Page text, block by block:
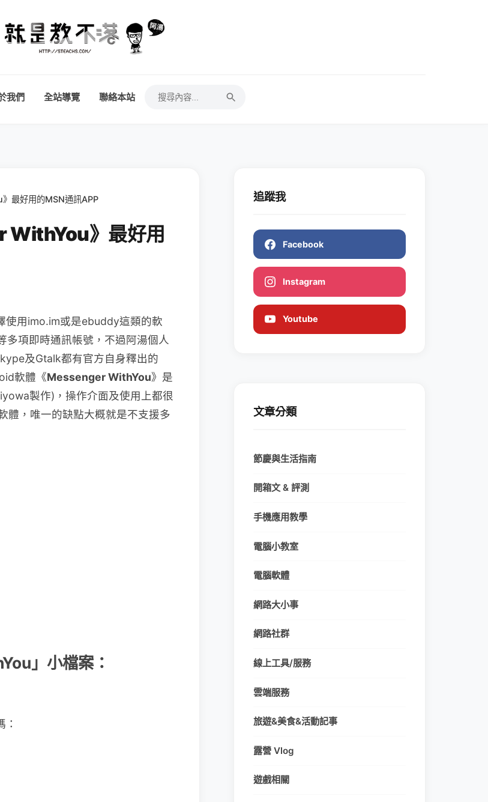
我們 全站導覽 聯絡本站
最好用的MSN通訊APP
》最好用
使用imo.im或是ebuddy這類的軟
項即時通訊帳號，不過阿湯個人
及Gtalk都有官方自身釋出的
軟體《Messenger WithYou》是
製作)，操作介面及使用上都很
體，唯一的缺點大概就是不支援多
」小檔案：
追蹤我
Facebook
Instagram
Youtube
文章分類
節慶與生活指南
開箱文 & 評測
手機應用教學
電腦小教室
電腦軟體
網路大小事
網路社群
線上工具/服務
雲端服務
旅遊&美食&活動記事
露營 Vlog
遊戲相關